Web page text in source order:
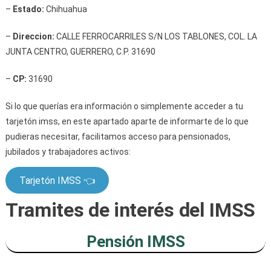
– Estado: Chihuahua
– Direccion: CALLE FERROCARRILES S/N LOS TABLONES, COL. LA
JUNTA CENTRO, GUERRERO, C.P. 31690
– CP: 31690
Si lo que querías era información o simplemente acceder a tu
tarjetón imss, en este apartado aparte de informarte de lo que
pudieras necesitar, facilitamos acceso para pensionados,
jubilados y trabajadores activos:
Tarjetón IMSS 👈
Tramites de interés del IMSS
Pensión IMSS